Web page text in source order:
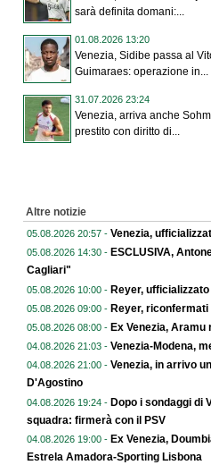
sarà definita domani:...
01.08.2026 13:20
Venezia, Sidibe passa al
Guimaraes: operazione in...
31.07.2026 23:24
Venezia, arriva anche
prestito con diritto di...
Altre notizie
05.08.2026 20:57 - Venezia,
05.08.2026 14:30 - ESCLUSIVA,
Cagliari"
05.08.2026 10:00 - Reyer,
05.08.2026 09:00 - Reyer,
05.08.2026 08:00 - Ex Venezia,
04.08.2026 21:03 - Venezia-Modena,
04.08.2026 21:00 - Venezia, in arrivo
D'Agostino
04.08.2026 19:24 - Dopo i sondaggi di
squadra: firmerà con il PSV
04.08.2026 19:00 - Ex Venezia,
Estrela Amadora-Sporting Lisbona